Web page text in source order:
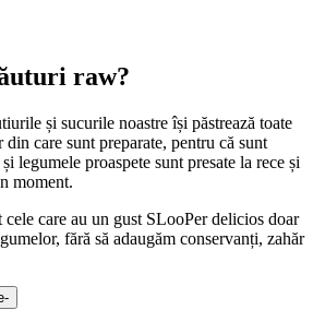
raw?
și sucurile noastre își păstrează toate
care sunt preparate, pentru că sunt
legumele proaspete sunt presate la rece și
moment.
care au un gust SLooPer delicios doar
fără să adaugăm conservanți, zahăr
-